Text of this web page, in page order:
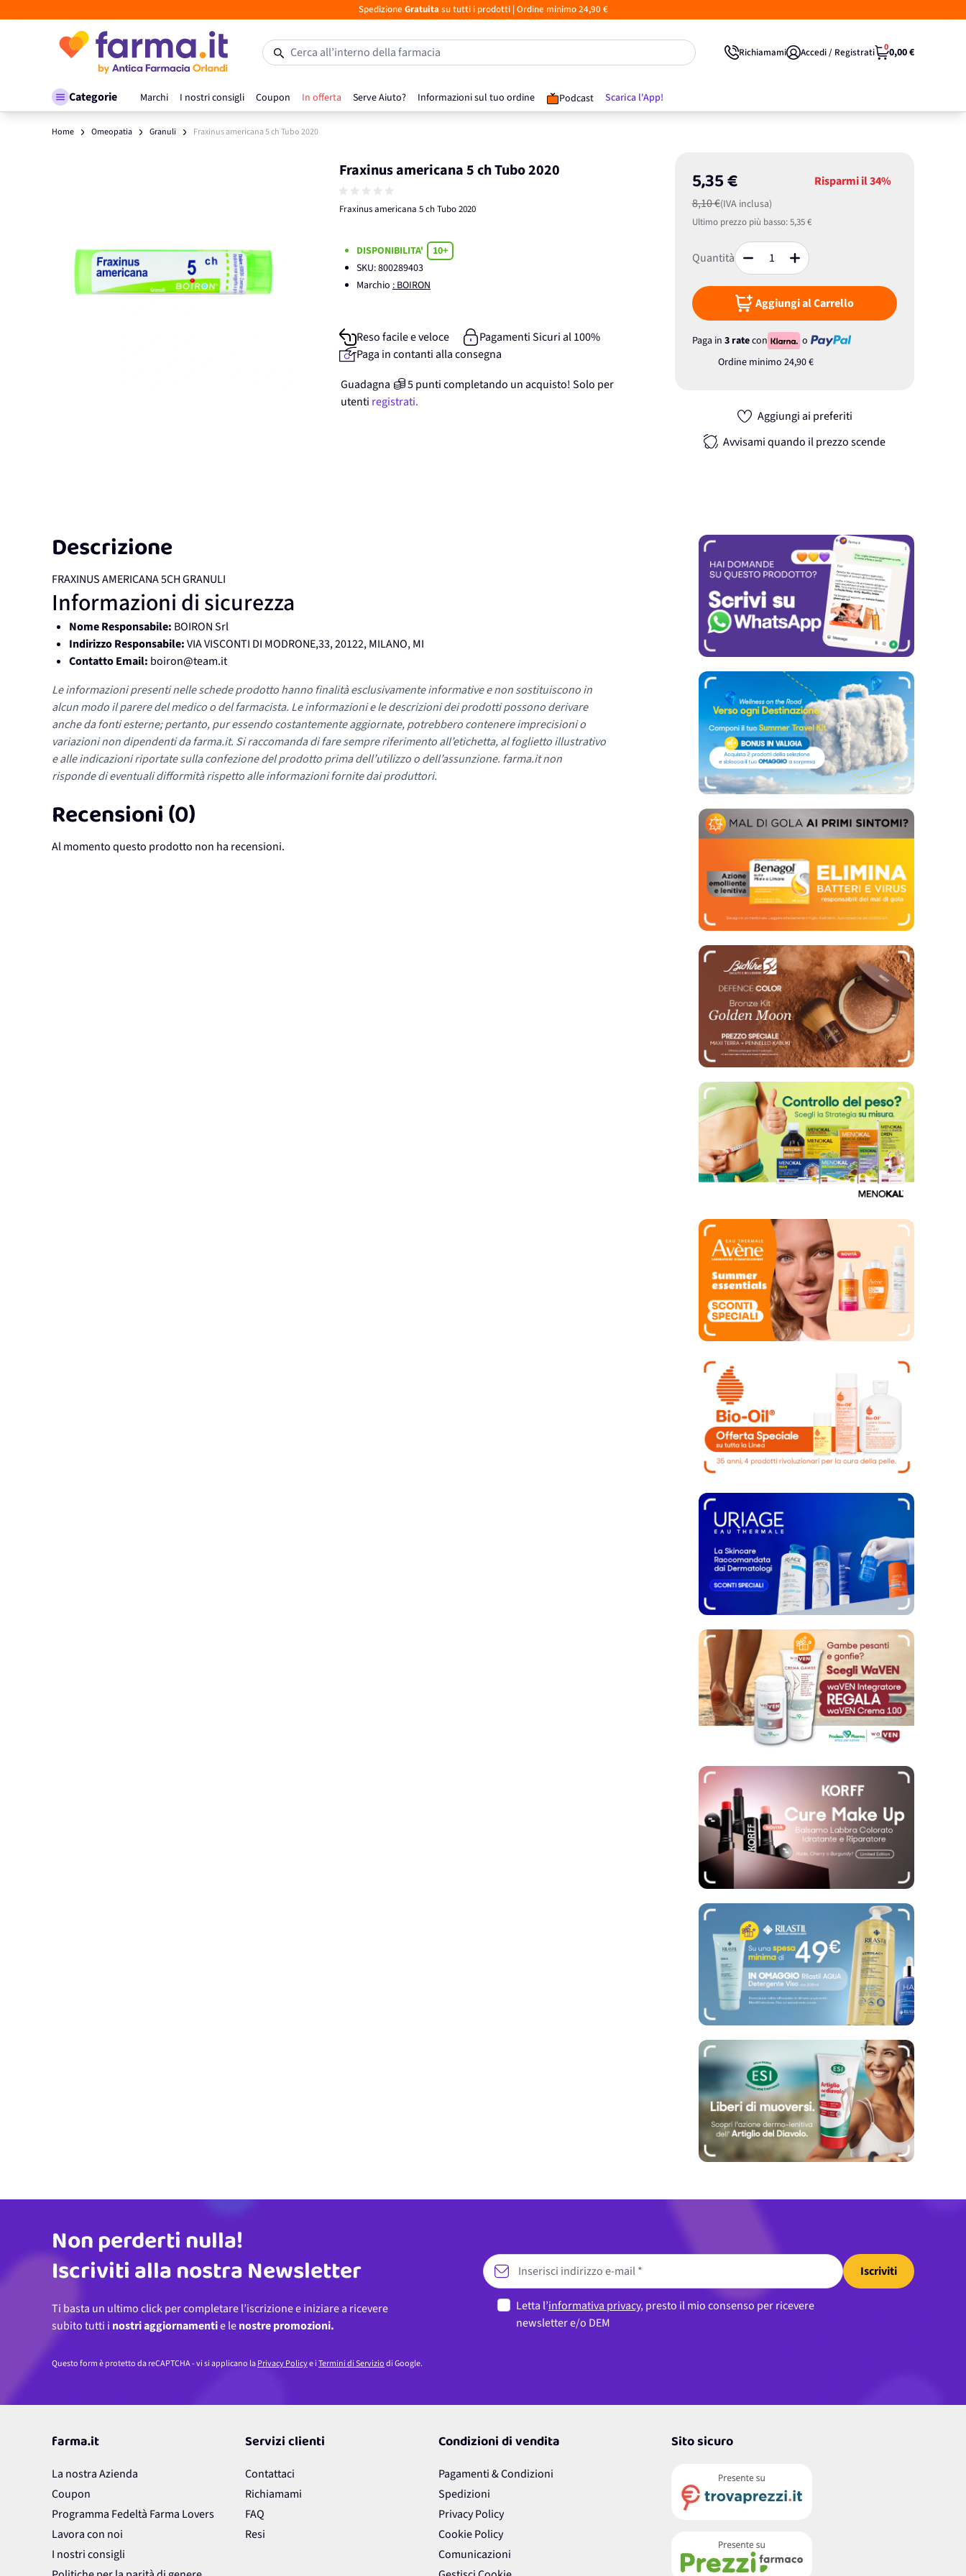
Spedizione Gratuita su tutti i prodotti| Ordine minimo 24,90 €
Salta al contenuto
Categorie Marchi I nostri consigli Coupon In offerta Serve Aiuto? Informazioni sul tuo ordine Podcast Scarica l'App!
Cerca all’interno della farmacia Richiamami Accedi / Registrati 00,00 €
Home Omeopatia Granuli Fraxinus americana 5 ch Tubo 2020
Fraxinus americana 5 ch Tubo 2020
Fraxinus americana 5 ch Tubo 2020
5,35 €
8,10 €(IVA inclusa)
Risparmi il34%
Ultimo prezzo più basso:5,35 €
Quantità
Aggiungi al Carrello
Paga in 3 ratecon
o
Ordine minimo 24,90 €
Aggiungi ai preferiti
Avvisami quando il prezzo scende
DISPONIBILITA'
10+
SKU:800289403
Marchio : BOIRON
Reso facile e veloce
Pagamenti Sicuri al 100%
Paga in contanti alla consegna
Guadagna
5punticompletando un acquisto! Solo per
utenti registrati.
Descrizione
FRAXINUS AMERICANA 5CH GRANULI
Informazioni di sicurezza
Nome Responsabile: BOIRON Srl
Indirizzo Responsabile:VIA VISCONTI DI MODRONE,33, 20122, MILANO, MI
Contatto Email: boiron@team.it
Le informazioni presenti nelle schede prodotto hanno finalità esclusivamente informative e non sostituiscono in
alcun modo il parere del medico o del farmacista. Le informazioni e le descrizioni dei prodotti possono derivare
anche da fonti esterne; pertanto, pur essendo costantemente aggiornate, potrebbero contenere imprecisioni o
variazioni non dipendenti da farma.it. Si raccomanda di fare sempre riferimento all’etichetta, al foglietto illustrativo
e alle indicazioni riportate sulla confezione del prodotto prima dell’utilizzo o dell’assunzione. farma.it non
risponde di eventuali difformità rispetto alle informazioni fornite dai produttori.
Recensioni (0)
Al momento questo prodotto non ha recensioni.
Indirizzo email
Non perderti nulla!
Iscriviti alla nostra Newsletter
Ti basta un ultimo click per completare l’iscrizione e iniziare a ricevere
subito tutti i nostri aggiornamentie lenostre promozioni.
Iscriviti
Letta l’informativa privacy, presto il mio consenso per ricevere
newsletter e/o DEM
Questo form è protetto da reCAPTCHA - vi si applicano laPrivacy Policye iTermini di Serviziodi Google.
farma.it
La nostra Azienda
Coupon
Programma Fedeltà Farma Lovers
Lavora con noi
I nostri consigli
Servizi clienti
Contattaci
Richiamami
FAQ
Resi
Condizioni di vendita
Pagamenti & Condizioni
Spedizioni
Privacy Policy
Cookie Policy
Comunicazioni
Sito sicuro